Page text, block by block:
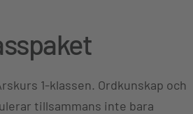
1-klassen. Ordkunskap och
tillsammans inte bara